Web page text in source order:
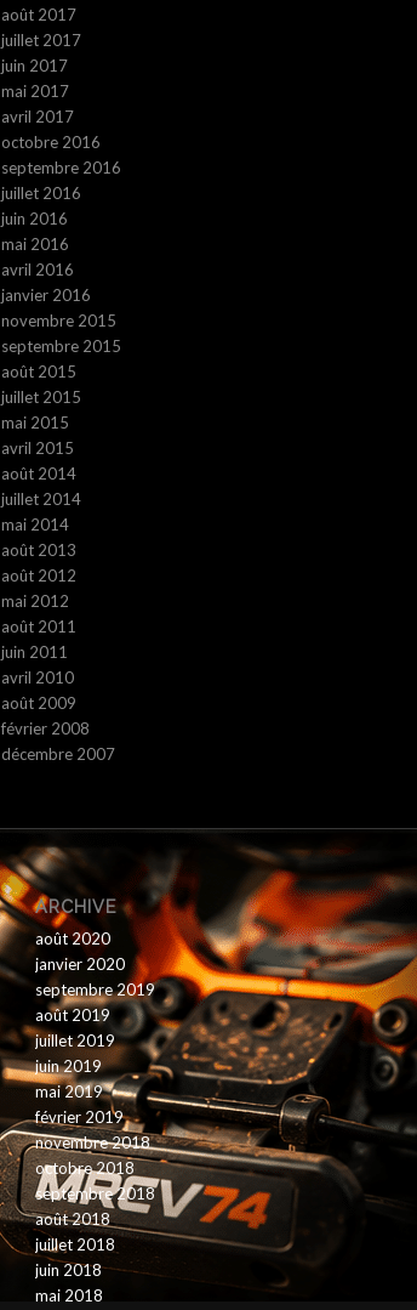
août 2017
juillet 2017
juin 2017
mai 2017
avril 2017
octobre 2016
septembre 2016
juillet 2016
juin 2016
mai 2016
avril 2016
janvier 2016
novembre 2015
septembre 2015
août 2015
juillet 2015
mai 2015
avril 2015
août 2014
juillet 2014
mai 2014
août 2013
août 2012
mai 2012
août 2011
juin 2011
avril 2010
août 2009
février 2008
décembre 2007
ARCHIVE
août 2020
janvier 2020
septembre 2019
août 2019
juillet 2019
juin 2019
mai 2019
février 2019
novembre 2018
octobre 2018
septembre 2018
août 2018
juillet 2018
juin 2018
mai 2018